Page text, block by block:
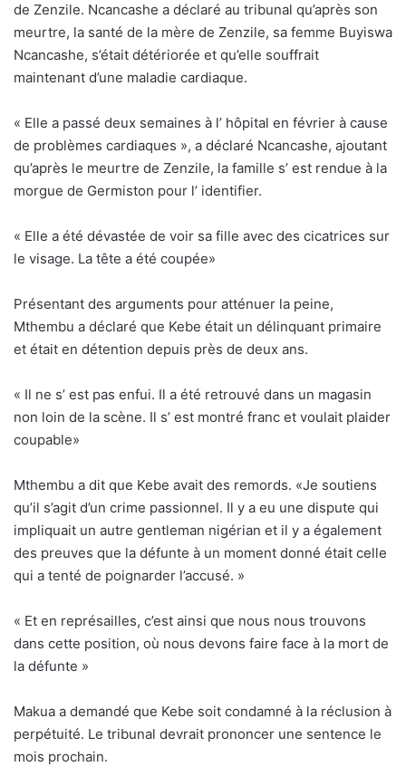
de Zenzile. Ncancashe a déclaré au tribunal qu’après son
meurtre, la santé de la mère de Zenzile, sa femme Buyiswa
Ncancashe, s’était détériorée et qu’elle souffrait
maintenant d’une maladie cardiaque.
« Elle a passé deux semaines à l’ hôpital en février à cause
de problèmes cardiaques », a déclaré Ncancashe, ajoutant
qu’après le meurtre de Zenzile, la famille s’ est rendue à la
morgue de Germiston pour l’ identifier.
« Elle a été dévastée de voir sa fille avec des cicatrices sur
le visage. La tête a été coupée»
Présentant des arguments pour atténuer la peine,
Mthembu a déclaré que Kebe était un délinquant primaire
et était en détention depuis près de deux ans.
« Il ne s’ est pas enfui. Il a été retrouvé dans un magasin
non loin de la scène. Il s’ est montré franc et voulait plaider
coupable»
Mthembu a dit que Kebe avait des remords. «Je soutiens
qu’il s’agit d’un crime passionnel. Il y a eu une dispute qui
impliquait un autre gentleman nigérian et il y a également
des preuves que la défunte à un moment donné était celle
qui a tenté de poignarder l’accusé. »
« Et en représailles, c’est ainsi que nous nous trouvons
dans cette position, où nous devons faire face à la mort de
la défunte »
Makua a demandé que Kebe soit condamné à la réclusion à
perpétuité. Le tribunal devrait prononcer une sentence le
mois prochain.